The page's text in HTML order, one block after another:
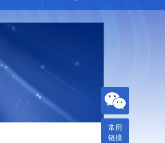
常用
链接